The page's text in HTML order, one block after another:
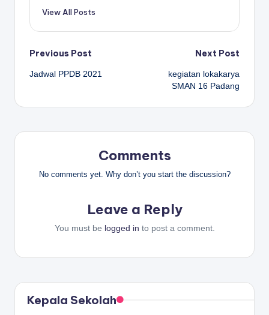
View All Posts
Post
navigation
Previous Post
Jadwal PPDB 2021
Next Post
kegiatan lokakarya
SMAN 16 Padang
Comments
No comments yet. Why don’t you start the discussion?
Leave a Reply
You must be logged in to post a comment.
Kepala Sekolah